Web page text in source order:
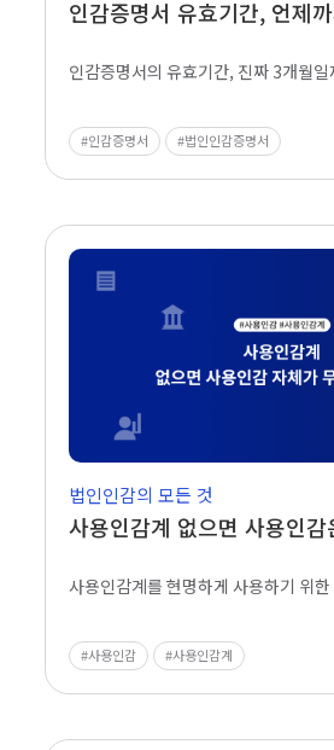
인감증명서 유효기간, 언제
인감증명서의 유효기간, 진짜 3개월일
인감증명서 법인인감증명서
사용인감계 없으면 사용인
사용인감계를 현명하게 사용하기 위한
법인인감의 모든 것
사용인감 사용인감계